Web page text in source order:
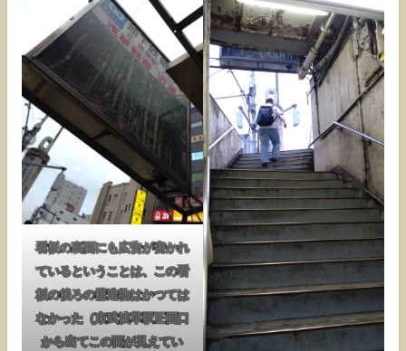
看板の裏面にも広告が書かれ
ているということは、この看
板の後ろの構造物はかつては
なかった（東武浅草駅正面口
から出てこの面が見えてい